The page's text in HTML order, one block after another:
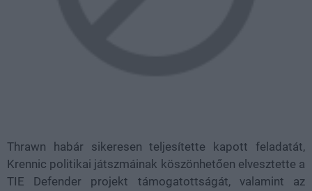
Thrawn habár sikeresen teljesítette kapott feladatát,
Krennic politikai játszmáinak köszönhetően elvesztette a
TIE Defender projekt támogatottságát, valamint az